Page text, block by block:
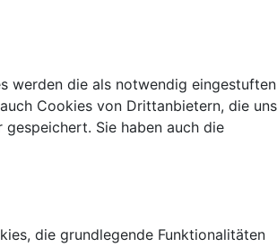
werden die als notwendig eingestuften
Cookies von Drittanbietern, die uns
Sie haben auch die
die grundlegende Funktionalitäten